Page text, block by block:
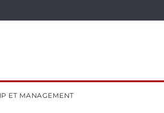
ET MANAGEMENT